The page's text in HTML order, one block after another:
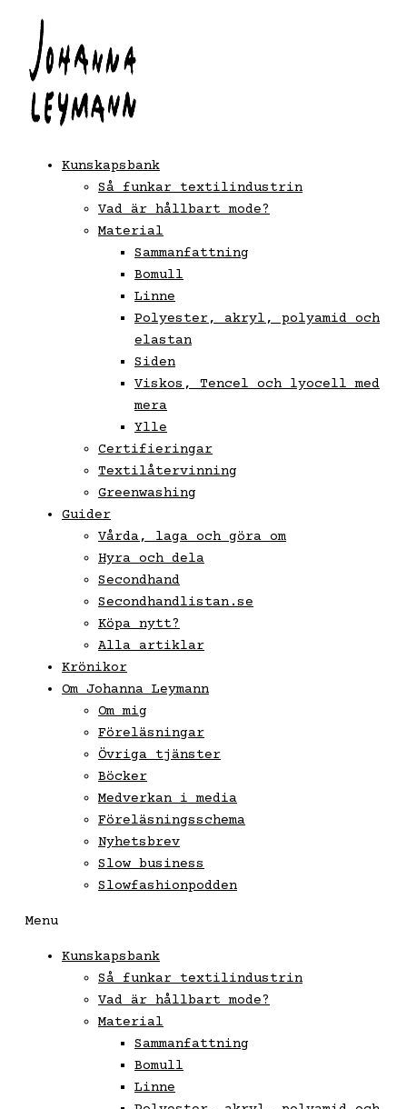
Hoppa
innehåll
Kunskapsbank
Så funkar textilindustrin
Vad är hållbart mode?
Material
Sammanfattning
Bomull
Linne
Polyester, akryl, polyamid och
elastan
Siden
Viskos, Tencel och lyocell med
mera
Ylle
Certifieringar
Textilåtervinning
Greenwashing
Guider
Vårda, laga och göra om
Hyra och dela
Secondhand
Secondhandlistan.se
Köpa nytt?
Alla artiklar
Krönikor
Om Johanna Leymann
Om mig
Föreläsningar
Övriga tjänster
Böcker
Medverkan i media
Föreläsningsschema
Nyhetsbrev
Slow business
Slowfashionpodden
Menu
Kunskapsbank
Så funkar textilindustrin
Vad är hållbart mode?
Material
Sammanfattning
Bomull
Linne